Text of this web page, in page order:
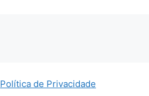
Política de Privacidade